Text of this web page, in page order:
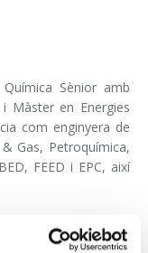
Química Sènior amb
Màster en Energies
com enginyera de
Gas, Petroquímica,
FEED i EPC, així